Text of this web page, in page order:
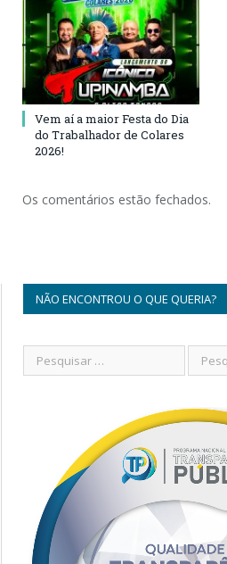
Vem aí a maior Festa do Dia
do Trabalhador de Colares
2026!
Os comentários estão fechados.
NÃO ENCONTROU O QUE QUERIA?